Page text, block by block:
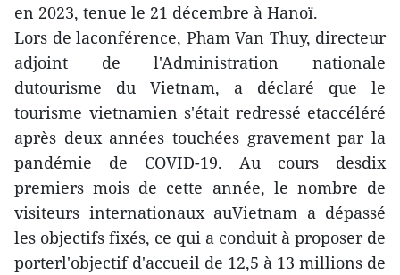
en 2023, tenue le 21 décembre à Hanoï.
Lors de laconférence, Pham Van Thuy, directeur
adjoint de l'Administration nationale
dutourisme du Vietnam, a déclaré que le
tourisme vietnamien s'était redressé etaccéléré
après deux années touchées gravement par la
pandémie de COVID-19. Au cours desdix
premiers mois de cette année, le nombre de
visiteurs internationaux auVietnam a dépassé
les objectifs fixés, ce qui a conduit à proposer de
porterl'objectif d'accueil de 12,5 à 13 millions de